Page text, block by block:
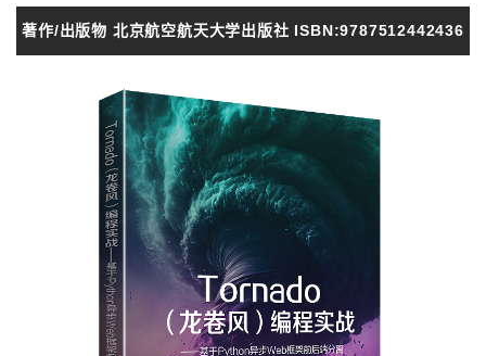
著作/出版物 北京航空航天大学出版社 ISBN:9787512442436